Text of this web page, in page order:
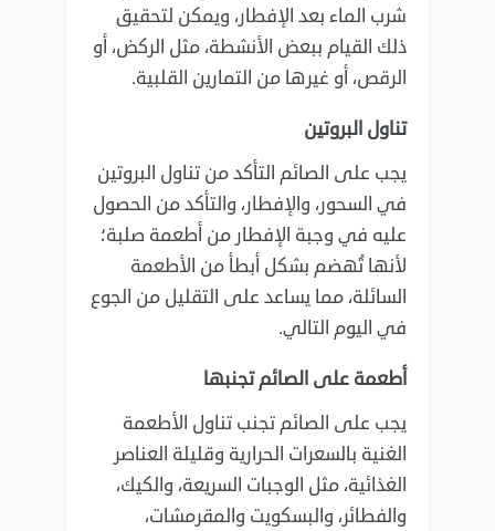
شرب الماء بعد الإفطار، ويمكن لتحقيق
ذلك القيام ببعض الأنشطة، مثل الركض، أو
الرقص، أو غيرها من التمارين القلبية.
تناول البروتين
يجب على الصائم التأكد من تناول البروتين
في السحور، والإفطار، والتأكد من الحصول
عليه في وجبة الإفطار من أطعمة صلبة؛
لأنها تُهضم بشكل أبطأ من الأطعمة
السائلة، مما يساعد على التقليل من الجوع
في اليوم التالي.
أطعمة على الصائم تجنبها
يجب على الصائم تجنب تناول الأطعمة
الغنية بالسعرات الحرارية وقليلة العناصر
الغذائية، مثل الوجبات السريعة، والكيك،
والفطائر، والبسكويت والمقرمشات،